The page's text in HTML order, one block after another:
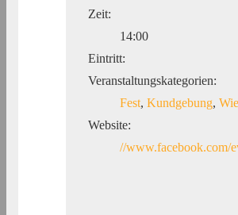
Zeit:
14:00
Eintritt:
Veranstaltungskategorien:
Fest, Kundgebung,
Website:
//www.facebook.com/